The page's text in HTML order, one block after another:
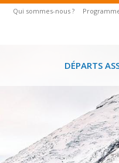
Qui sommes-nous ?
DÉPARTS